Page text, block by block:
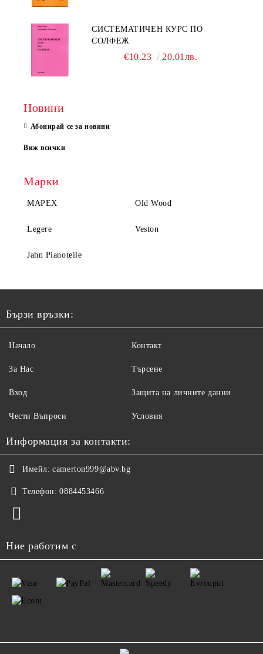
СИСТЕМАТИЧЕН КУРС ПО
СОЛФЕЖ
€10.23 20.01лв.
Новини
Абонирай се за новини
Виж всички
Марки
MAPEX Old Wood
Legere Veston
Jahn Pianoteile
Бързи връзки:
Начало
За Нас
Вход
Чести Въпроси
Контакт
Търсене
Защита на личните данни
Условия
Информация за контакти:
Имейл: camerton999@abv.bg
Телефон: 0884453466
Ние работим с